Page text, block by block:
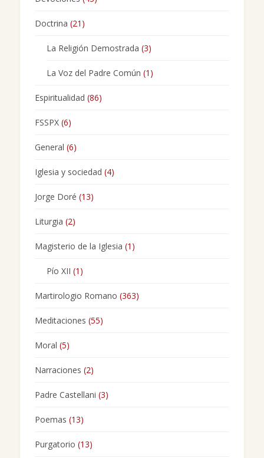
Doctrina (21)
La Religión Demostrada (3)
La Voz del Padre Común (1)
Espiritualidad (86)
FSSPX(6)
General (6)
Iglesia y sociedad (4)
Jorge Doré (13)
Liturgia (2)
Magisterio de la Iglesia (1)
Pío XII (1)
Martirologio Romano (363)
Meditaciones (55)
Moral (5)
Narraciones (2)
Padre Castellani (3)
Poemas (13)
Purgatorio (13)